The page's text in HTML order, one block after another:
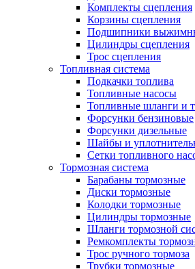
Комплекты сцепления
Корзины сцепления
Подшипники
Цилиндры сцепления
Трос сцепления
Топливная система
Подкачки топлива
Топливные насосы
Топливные шланги и
Форсунки бензиновые
Форсунки дизельные
Шайбы и
Сетки топливного
Тормозная система
Барабаны тормозные
Диски тормозные
Колодки тормозные
Цилиндры тормозные
Шланги тормозной
Ремкомплекты
Трос ручного тормоза
Трубки тормозные